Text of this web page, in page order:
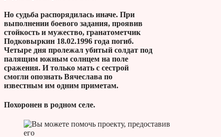
Но судьба распорядилась иначе. При
выполнении боевого задания, проявив
стойкость и мужество, гранатометчик
Подковыркин 18.02.1996 года погиб.
Четыре дня пролежал убитый солдат под
палящим южным солнцем на поле
сражения. И только мать с сестрой
смогли опознать Вячеслава по
известным им одним приметам.
Похоронен в родном селе.